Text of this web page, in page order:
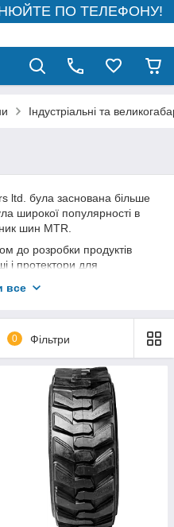
ПО ТЕЛЕФОНУ!
Індустріальні та
ltd. була заснована більше
широкої популярності в
шин MTR.
до розробки продуктів
і протектори для
Протягом всього часу
для різних видів
фахівців компанія
і розширює
рівень Malhotra вийшла в
як безпечний і
а продажі зросли більш ніж у
продукція індійського
в 50 країн, серед яких США,
Туреччина, Пакистан і мн.
60% від загального
все
0 Фільтри